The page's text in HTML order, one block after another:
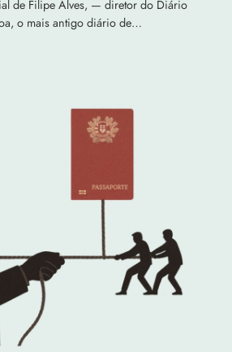
de Filipe Alves, — diretor do Diário
o mais antigo diário de…